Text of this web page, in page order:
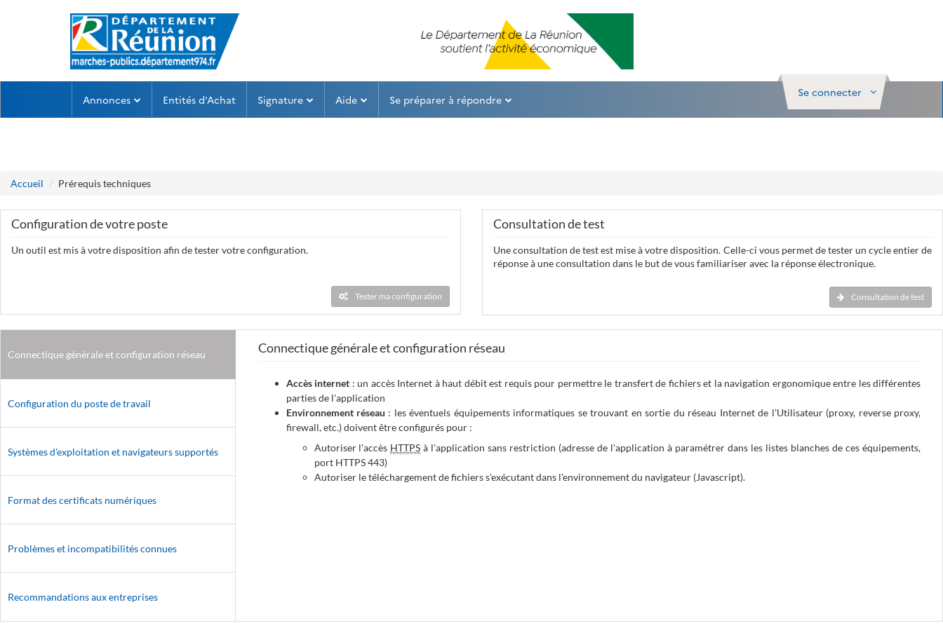
Se connecter
Annonces Entités d'Achat Signature Aide Se préparer à répondre
Accueil Prérequis techniques
Configuration de votre poste
Un outil est mis à votre disposition afin de tester votre configuration.
Tester ma configuration
Consultation de test
Une consultation de test est mise à votre disposition. Celle-ci vous permet de tester un cycle entier de
réponse à une consultation dans le but de vous familiariser avec la réponse électronique.
Consultation de test
Connectique générale et configuration réseau
Configuration du poste de travail
Systèmes d'exploitation et navigateurs supportés
Format des certificats numériques
Problèmes et incompatibilités connues
Recommandations aux entreprises
Connectique générale et configuration réseau
Accès internet : un accès Internet à haut débit est requis pour permettre le transfert de fichiers et la navigation ergonomique entre les différentes
parties de l'application
Environnement réseau : les éventuels équipements informatiques se trouvant en sortie du réseau Internet de l'Utilisateur (proxy, reverse proxy,
firewall, etc.) doivent être configurés pour :
Autoriser l'accès HTTPS à l'application sans restriction (adresse de l'application à paramétrer dans les listes blanches de ces équipements,
port HTTPS 443)
Autoriser le téléchargement de fichiers s'exécutant dans l'environnement du navigateur (Javascript).